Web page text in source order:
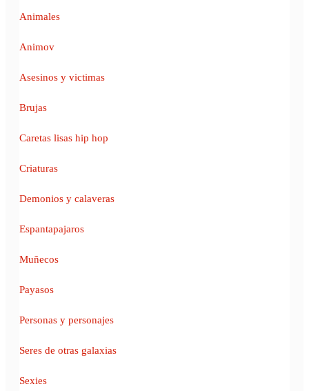
Animales
Animov
Asesinos y victimas
Brujas
Caretas lisas hip hop
Criaturas
Demonios y calaveras
Espantapajaros
Muñecos
Payasos
Personas y personajes
Seres de otras galaxias
Sexies